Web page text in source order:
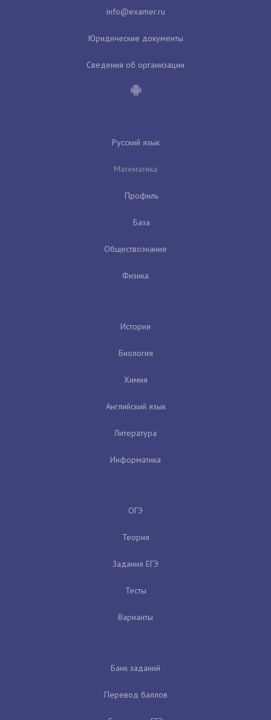
Юридические документы
Сведения об организации
Русский язык
Математика
Профиль
База
Обществознание
Физика
История
Биология
Химия
Английский язык
Литература
Информатика
ОГЭ
Теория
Задания ЕГЭ
Тесты
Варианты
Банк заданий
Перевод баллов